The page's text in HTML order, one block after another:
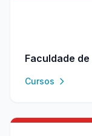
Faculdade
Cursos